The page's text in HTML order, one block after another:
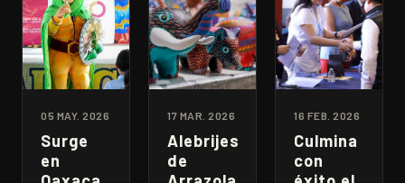
05 MAY. 2026
Surge
en
17 MAR. 2026
Alebrijes
de
16 FEB. 2026
Culmina
con